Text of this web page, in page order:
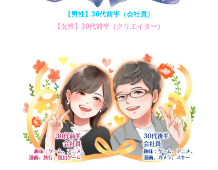
【男性】30代前半（会社員）
【女性】30代前半（クリエイター）